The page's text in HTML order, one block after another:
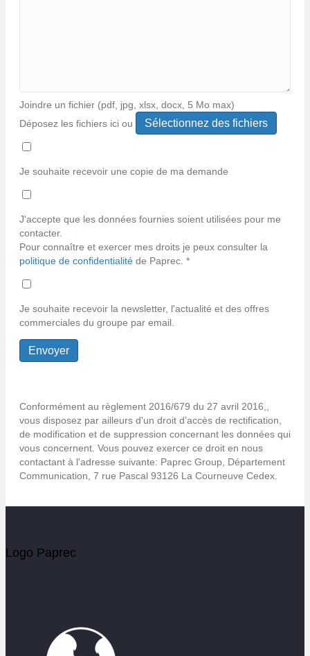
Joindre un fichier (pdf, jpg, xlsx, docx, 5 Mo max)
Déposez les fichiers ici ou
Types
de
fichiers
pdf,
jpeg,
xlsx,
docx.
Je souhaite recevoir une copie de ma demande
J'accepte que les données fournies soient utilisées pour me
contacter.
Pour connaître et exercer mes droits je peux consulter la
politique de confidentialité de Paprec. *
Je souhaite recevoir la newsletter, l'actualité et des offres
commerciales du groupe par email.
Conformément au règlement 2016/679 du 27 avril 2016,,
vous disposez par ailleurs d'un droit d’accès de rectification,
de modification et de suppression concernant les données qui
vous concernent. Vous pouvez exercer ce droit en nous
contactant à l'adresse suivante: Paprec Group, Département
Communication, 7 rue Pascal 93126 La Courneuve Cedex.
Logo Paprec